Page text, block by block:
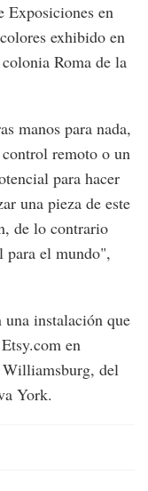
Exposiciones en
exhibido en
Roma de la
manos para nada,
remoto o un
para hacer
una pieza de este
de lo contrario
para el mundo",
una instalación que
en
del
York.